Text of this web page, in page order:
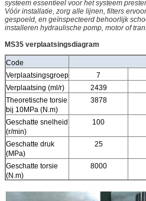
systeem essentieel voor het systeem
Vóór installatie, zorg alle lijnen, filters
gespoeld, en geïnspecteerd behoorlijk
installeren hydraulische pomp, motor of
MS35 verplaatsingsdiagram
Code
Verplaatsingsgroep
7
Verplaatsing (ml/r)
2439
Theoretische torsie
bij 10MPa (N.m)
3878
Geschatte snelheid
(r/min)
100
Geschatte druk
(MPa)
25
Geschatte torsie
(N.m)
8000